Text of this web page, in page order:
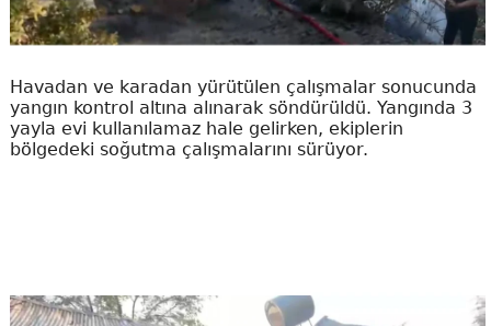
Havadan ve karadan yürütülen çalışmalar sonucunda
yangın kontrol altına alınarak söndürüldü. Yangında 3
yayla evi kullanılamaz hale gelirken, ekiplerin
bölgedeki soğutma çalışmalarını sürüyor.